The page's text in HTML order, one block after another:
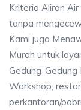
Kriteria Aliran
tanpa
Kami juga
Murah untuk
Gedung-
Workshop,
perkantoran/